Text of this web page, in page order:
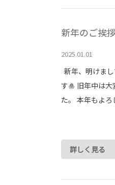
新年のご挨
2025.01.01
新年、明けま
す🎍 旧年中は
た。 本年もよ
詳しく見る